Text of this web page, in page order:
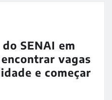
SENAI em
vagas
e começar